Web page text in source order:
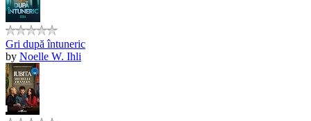
Gri după întuneric
by Noelle W. Ihli